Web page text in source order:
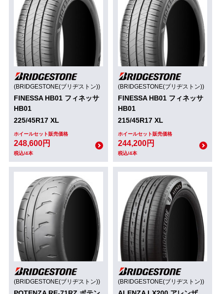
(BRIDGESTONE(ブリヂストン))
FINESSA HB01 フィネッサ
HB01
225/45R17 XL
ホイールセット販売価格
248,600円
税込/4本
(BRIDGESTONE(ブリヂストン))
FINESSA HB01 フィネッサ
HB01
215/45R17 XL
ホイールセット販売価格
244,200円
税込/4本
(BRIDGESTONE(ブリヂストン)) (BRIDGESTONE(ブリヂストン))